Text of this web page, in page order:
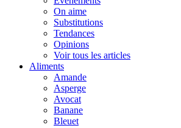
On aime
Substitutions
Tendances
Opinions
Voir tous les articles
Aliments
Amande
Asperge
Avocat
Banane
Bleuet